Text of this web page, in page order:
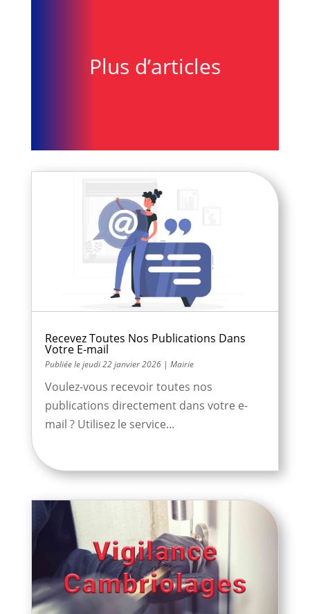
Plus d’articles
Recevez Toutes Nos Publications Dans
Votre E-mail
jeudi 22 janvier 2026| Mairie
Voulez-vous recevoir toutes nos
publications directement dans votre e-
mail ? Utilisez le service...